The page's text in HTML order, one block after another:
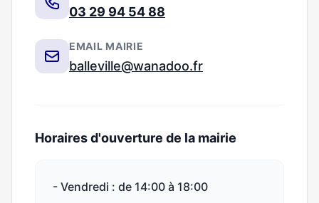
03 29 94 54 88
EMAIL MAIRIE
balleville@wanadoo.fr
Horaires d'ouverture de la mairie
- Vendredi : de 14:00 à 18:00